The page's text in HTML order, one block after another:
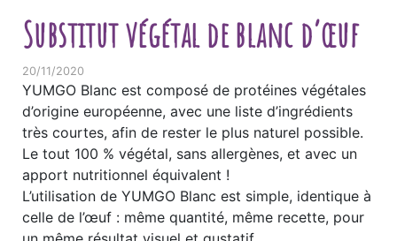
Substitut végétal de blanc d’œuf
20/11/2020
YUMGO Blanc est composé de protéines végétales
d’origine européenne, avec une liste d’ingrédients
très courtes, afin de rester le plus naturel possible.
Le tout 100 % végétal, sans allergènes, et avec un
apport nutritionnel équivalent !
L’utilisation de YUMGO Blanc est simple, identique à
celle de l’œuf : même quantité, même recette, pour